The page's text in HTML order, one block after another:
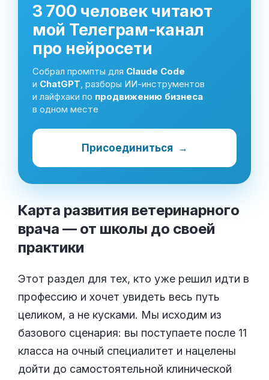
3 700 человек читают
мой Телеграм-канал
про нейросети
Собрал промпты для Claude Code
и ChatGPT , разборы ИИ-инструментов
и лайфхаки по продвижению бизнеса
в одном месте
Присоединиться →
Карта развития ветеринарного
врача — от школы до своей
практики
Этот раздел для тех, кто уже решил идти в
профессию и хочет увидеть весь путь
целиком, а не кусками. Мы исходим из
базового сценария: вы поступаете после 11
класса на очный специалитет и нацелены
дойти до самостоятельной клинической